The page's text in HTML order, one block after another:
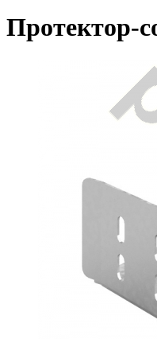
Протектор-